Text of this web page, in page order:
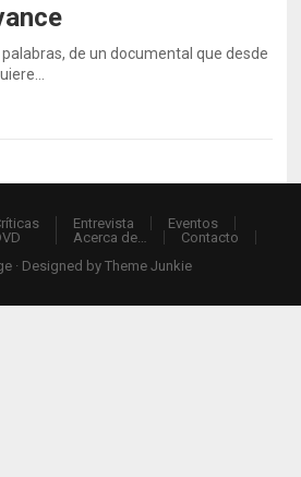
de un documental que desde
Entrevista
Eventos
Acerca de…
Contacto
· Designed byTheme Junkie